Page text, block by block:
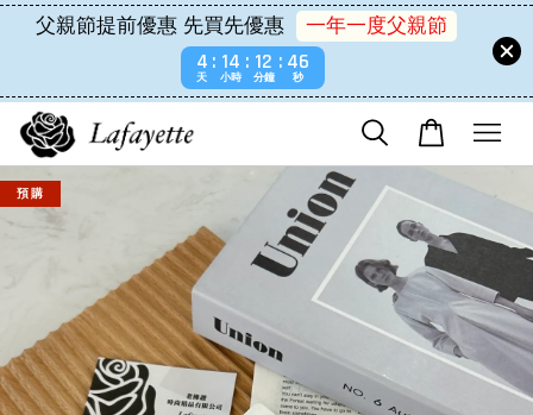
父親節提前優惠 先買先優惠
一年一度父親節
4
天
14
小時
12
分鐘
46
秒
預 購